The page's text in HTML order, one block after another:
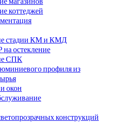
коттеджей
стадии КМ и КМД
остекление
СПК
профиля из
окон
конструкций